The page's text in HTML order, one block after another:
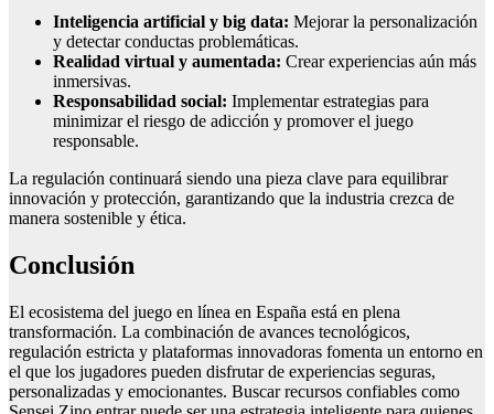
Inteligencia artificial y big data: Mejorar la personalización
y detectar conductas problemáticas.
Realidad virtual y aumentada: Crear experiencias aún más
inmersivas.
Responsabilidad social: Implementar estrategias para
minimizar el riesgo de adicción y promover el juego
responsable.
La regulación continuará siendo una pieza clave para equilibrar
innovación y protección, garantizando que la industria crezca de
manera sostenible y ética.
Conclusión
El ecosistema del juego en línea en España está en plena
transformación. La combinación de avances tecnológicos,
regulación estricta y plataformas innovadoras fomenta un entorno en
el que los jugadores pueden disfrutar de experiencias seguras,
personalizadas y emocionantes. Buscar recursos confiables como